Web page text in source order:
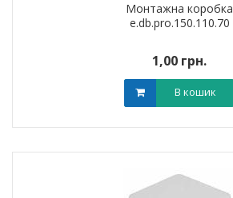
Монтажна коробка
e.db.pro.150.110.70
1,00 грн.
В кошик